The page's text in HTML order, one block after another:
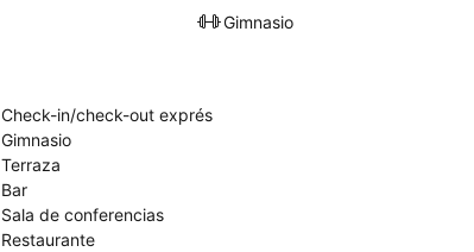
Gimnasio
Check-in/check-out exprés
Gimnasio
Terraza
Bar
Sala de conferencias
Restaurante